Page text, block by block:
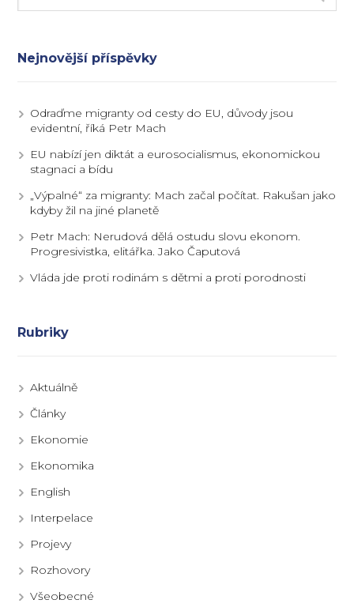
Nejnovější příspěvky
Odraďme migranty od cesty do EU, důvody jsou
evidentní, říká Petr Mach
EU nabízí jen diktát a eurosocialismus, ekonomickou
stagnaci a bídu
„Výpalné“ za migranty: Mach začal počítat. Rakušan jako
kdyby žil na jiné planetě
Petr Mach: Nerudová dělá ostudu slovu ekonom.
Progresivistka, elitářka. Jako Čaputová
Vláda jde proti rodinám s dětmi a proti porodnosti
Rubriky
Aktuálně
Články
Ekonomie
Ekonomika
English
Interpelace
Projevy
Rozhovory
Všeobecné